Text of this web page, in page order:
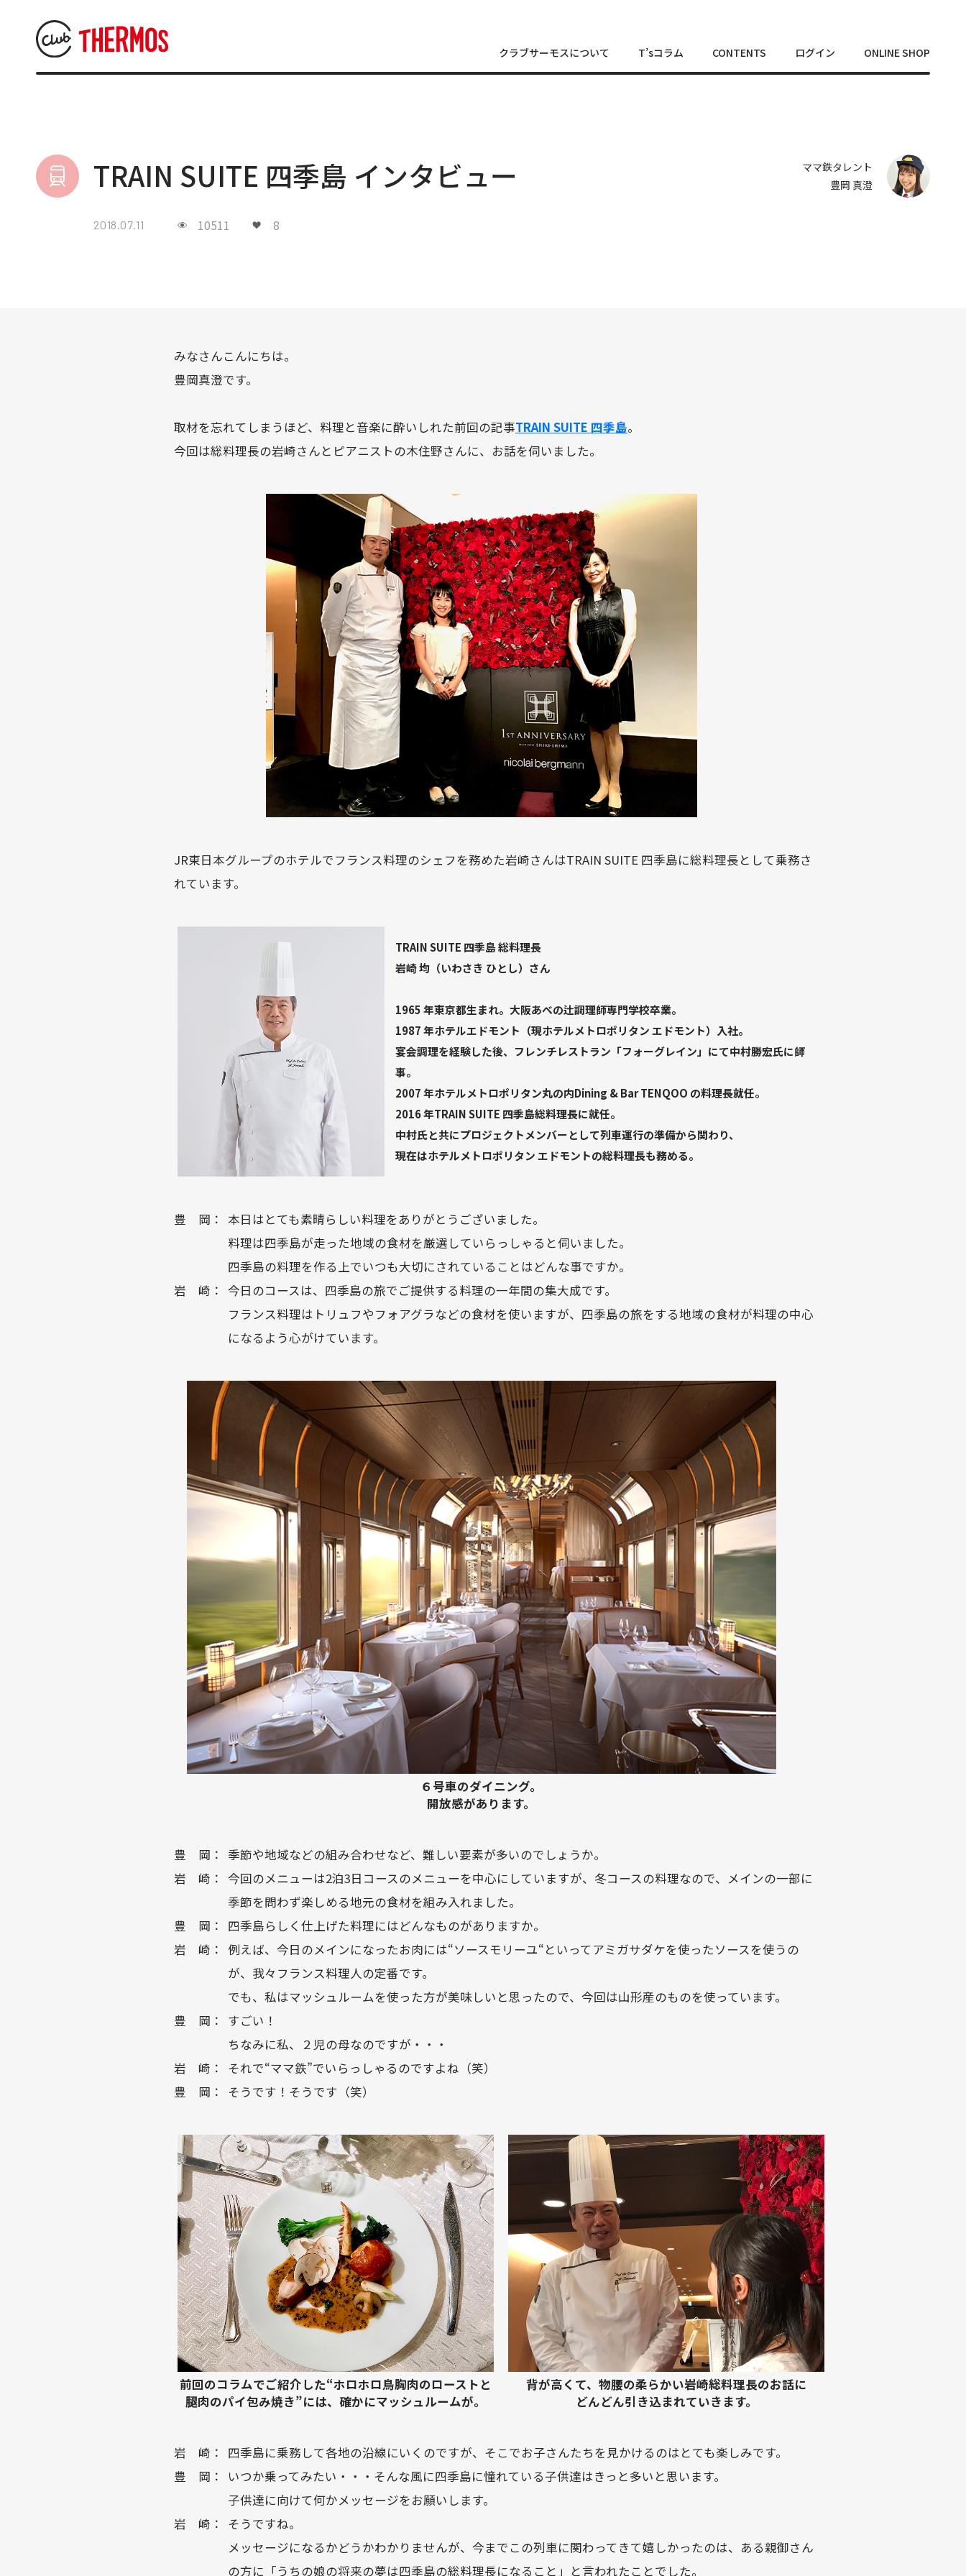
クラブサーモスについて T’sコラム CONTENTS ログイン ONLINE SHOP
TRAIN SUITE 四季島 インタビュー
2018.07.11 10511 8
ママ鉄タレント
豊岡 真澄
みなさんこんにちは。
豊岡真澄です。
取材を忘れてしまうほど、料理と音楽に酔いしれた前回の記事TRAIN SUITE 四季島。
今回は総料理長の岩崎さんとピアニストの木住野さんに、お話を伺いました。
JR東日本グループのホテルでフランス料理のシェフを務めた岩崎さんはTRAIN SUITE 四季島に総料理長として乗務さ
れています。
TRAIN SUITE 四季島 総料理長
岩崎 均（いわさき ひとし）さん
1965 年東京都生まれ。大阪あべの辻調理師専門学校卒業。
1987 年ホテルエドモント（現ホテルメトロポリタン エドモント）入社。
宴会調理を経験した後、フレンチレストラン「フォーグレイン」にて中村勝宏氏に師
事。
2007 年ホテルメトロポリタン丸の内Dining & Bar TENQOO の料理長就任。
2016 年TRAIN SUITE 四季島総料理長に就任。
中村氏と共にプロジェクトメンバーとして列車運行の準備から関わり、
現在はホテルメトロポリタン エドモントの総料理長も務める。
豊 岡：
本日はとても素晴らしい料理をありがとうございました。
料理は四季島が走った地域の食材を厳選していらっしゃると伺いました。
四季島の料理を作る上でいつも大切にされていることはどんな事ですか。
岩 崎： 今日のコースは、四季島の旅でご提供する料理の一年間の集大成です。
フランス料理はトリュフやフォアグラなどの食材を使いますが、四季島の旅をする地域の食材が料理の中心
になるよう心がけています。
６号車のダイニング。
開放感があります。
豊 岡：
季節や地域などの組み合わせなど、難しい要素が多いのでしょうか。
岩 崎： 今回のメニューは2泊3日コースのメニューを中心にしていますが、冬コースの料理なので、メインの一部に
季節を問わず楽しめる地元の食材を組み入れました。
豊 岡：
四季島らしく仕上げた料理にはどんなものがありますか。
岩 崎： 例えば、今日のメインになったお肉には“ソースモリーユ“といってアミガサダケを使ったソースを使うの
が、我々フランス料理人の定番です。
でも、私はマッシュルームを使った方が美味しいと思ったので、今回は山形産のものを使っています。
豊 岡：
すごい！
ちなみに私、２児の母なのですが・・・
岩 崎：
それで“ママ鉄”でいらっしゃるのですよね（笑）
豊 岡：
そうです！そうです（笑）
前回のコラムでご紹介した“ホロホロ鳥胸肉のローストと
腿肉のパイ包み焼き”には、確かにマッシュルームが。
背が高くて、物腰の柔らかい岩崎総料理長のお話に
どんどん引き込まれていきます。
岩 崎：
四季島に乗務して各地の沿線にいくのですが、そこでお子さんたちを見かけるのはとても楽しみです。
豊 岡：
いつか乗ってみたい・・・そんな風に四季島に憧れている子供達はきっと多いと思います。
子供達に向けて何かメッセージをお願いします。
岩 崎：
そうですね。
メッセージになるかどうかわかりませんが、今までこの列車に関わってきて嬉しかったのは、ある親御さん
の方に「うちの娘の将来の夢は四季島の総料理長になること」と言われたことでした。